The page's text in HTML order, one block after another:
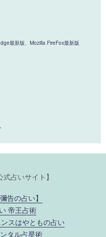
最新版、Mozilla FireFox最新版
式占いサイト】
告の占い】
帝王占術
スはやともの占い
タル占星術